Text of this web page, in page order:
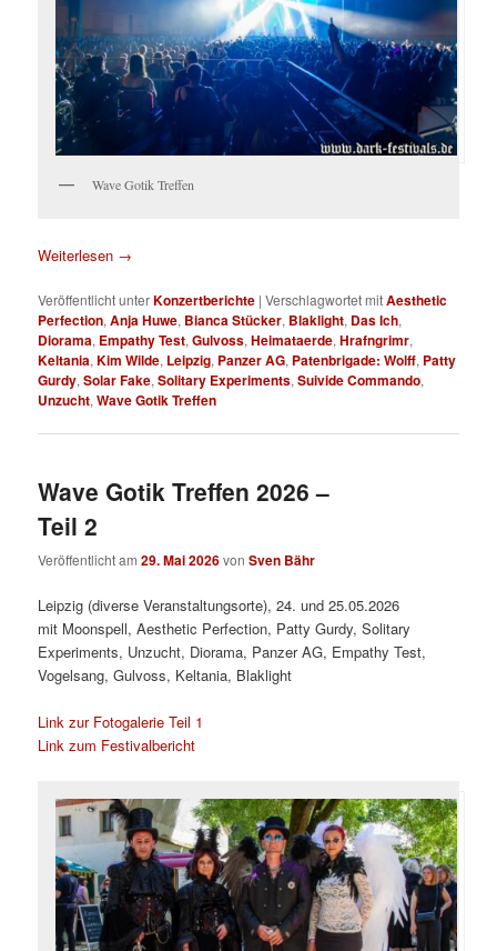
Wave Gotik Treffen
Weiterlesen →
Veröffentlicht unterKonzertberichte |Verschlagwortet mitAesthetic
Perfection,Anja Huwe, Bianca Stücker, Blaklight, Das Ich,
Diorama, Empathy Test,Gulvoss,Heimataerde,Hrafngrimr,
Keltania,Kim Wilde, Leipzig, Panzer AG, Patenbrigade: Wolff, Patty
Gurdy,Solar Fake,Solitary Experiments,Suivide Commando,
Unzucht,Wave Gotik Treffen
Wave Gotik Treffen 2026 –
Teil 2
Veröffentlicht am29. Mai 2026vonSven Bähr
Leipzig (diverse Veranstaltungsorte), 24. und 25.05.2026
mit Moonspell, Aesthetic Perfection, Patty Gurdy, Solitary
Experiments, Unzucht, Diorama, Panzer AG, Empathy Test,
Vogelsang, Gulvoss, Keltania, Blaklight
Link zur Fotogalerie Teil 1
Link zum Festivalbericht